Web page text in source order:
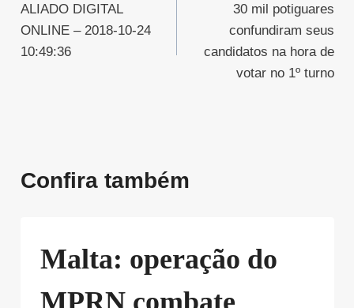
de
Post
ALIADO DIGITAL
ONLINE – 2018-10-24
10:49:36
30 mil potiguares
confundiram seus
candidatos na hora de
votar no 1º turno
Confira também
Malta: operação do
MPRN combate